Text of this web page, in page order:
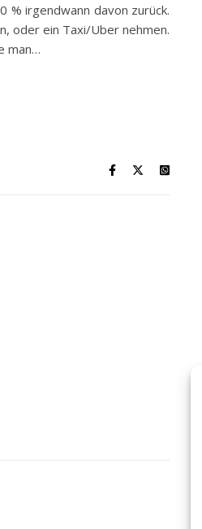
% irgendwann davon zurück.
oder ein Taxi/Uber nehmen.
man…